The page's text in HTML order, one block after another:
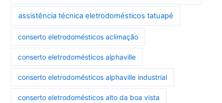
assistência técnica eletrodomésticos tatuapé
conserto eletrodomésticos aclimação
conserto eletrodomésticos alphaville
conserto eletrodomésticos alphaville industrial
conserto eletrodomésticos alto da boa vista